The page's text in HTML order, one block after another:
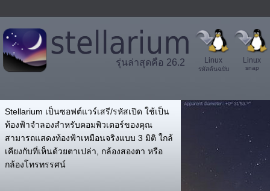
รุ่นล่าสุดคือ 26.2 Linux
รหัสต้นฉบับ
Linux
snap
Stellarium เป็นซอฟต์แวร์เสรี/รหัสเปิด ใช้เป็น
ท้องฟ้าจำลองสำหรับคอมพิวเตอร์ของคุณ
สามารถแสดงท้องฟ้าเหมือนจริงแบบ 3 มิติ ใกล้
เคียงกับที่เห็นด้วยตาเปล่า, กล้องสองตา หรือ
กล้องโทรทรรศน์
',